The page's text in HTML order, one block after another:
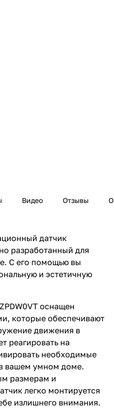
Видео Отзывы
датчик
разработанный для
С его помощью вы
и эстетичную
оснащен
которые обеспечивают
движения в
реагировать на
необходимые
вашем умном доме.
размерам и
легко монтируется
излишнего внимания.